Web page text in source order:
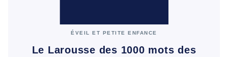
ÉVEIL ET PETITE ENFANCE
Le Larousse des 1000 mots des